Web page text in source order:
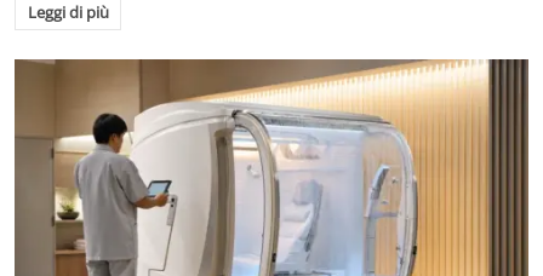
Leggi di più